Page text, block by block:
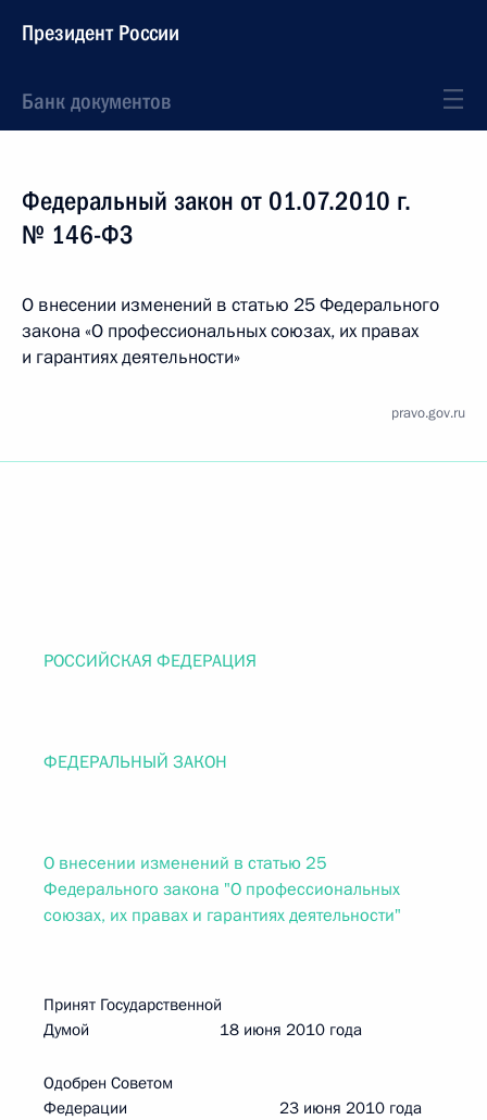
Президент России
Банк документов
Федеральный закон от 01.07.2010 г.
№ 146-ФЗ
О внесении изменений в статью 25 Федерального
закона «О профессиональных союзах, их правах
и гарантиях деятельности»
pravo.gov.ru
РОССИЙСКАЯ ФЕДЕРАЦИЯ
ФЕДЕРАЛЬНЫЙ ЗАКОН
О внесении изменений в статью 25
Федерального закона "О профессиональных
союзах, их правах и гарантиях деятельности"
Принят Государственной
Думой 18 июня 2010 года
Одобрен Советом
Федерации 23 июня 2010 года